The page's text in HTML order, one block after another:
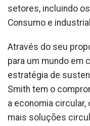
setores, incluindo
Consumo e
Através do seu
para um mundo em
estratégia de
Smith tem o
a economia
mais soluções